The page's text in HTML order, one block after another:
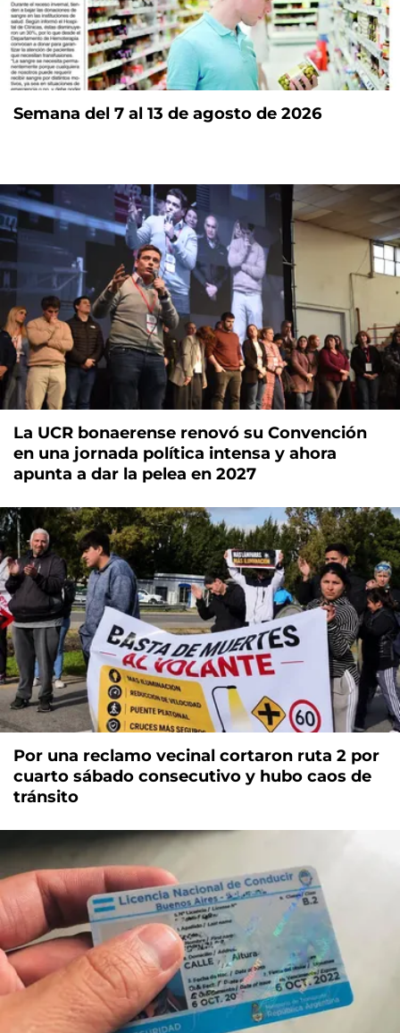
Semana del 7 al 13 de agosto de 2026
La UCR bonaerense renovó su Convención
en una jornada política intensa y ahora
apunta a dar la pelea en 2027
Por una reclamo vecinal cortaron ruta 2 por
cuarto sábado consecutivo y hubo caos de
tránsito